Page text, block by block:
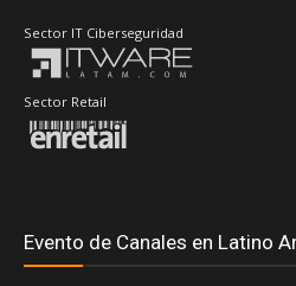
Sector IT Ciberseguridad
Sector Retail
Evento de Canales en Latino